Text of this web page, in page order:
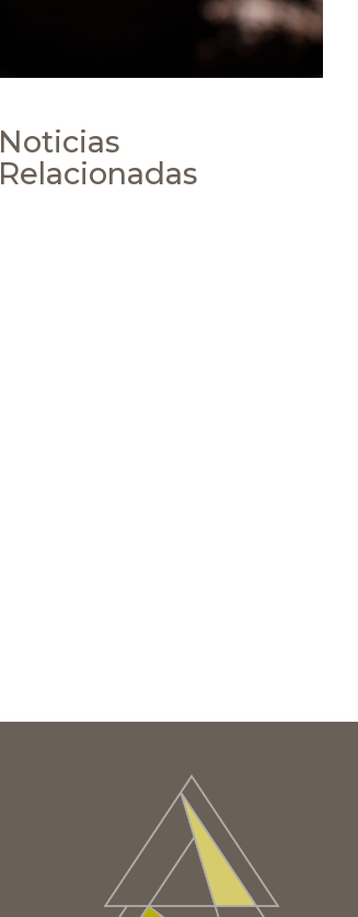
Noticias
Relacionadas